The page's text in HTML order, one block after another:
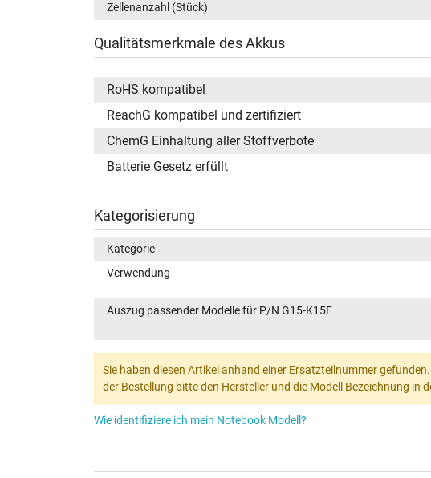
Zellenanzahl (Stück)
Qualitätsmerkmale des Akkus
RoHS kompatibel
ReachG kompatibel und zertifiziert
ChemG Einhaltung aller Stoffverbote
Batterie Gesetz erfüllt
Kategorisierung
Kategorie
Verwendung
Auszug passender Modelle für P/N G15-K15F
Sie haben diesen Artikel anhand einer Ersatzteilnummer
der Bestellung bitte den Hersteller und die Modell Bezeichnung in
Wie identifiziere ich mein Notebook Modell?